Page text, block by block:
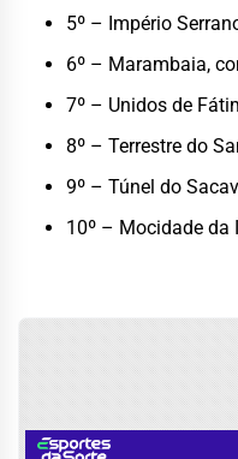
5º – Império
6º – Marambaia,
7º – Unidos de
8º – Terrestre do
9º – Túnel do
10º – Mocidade da